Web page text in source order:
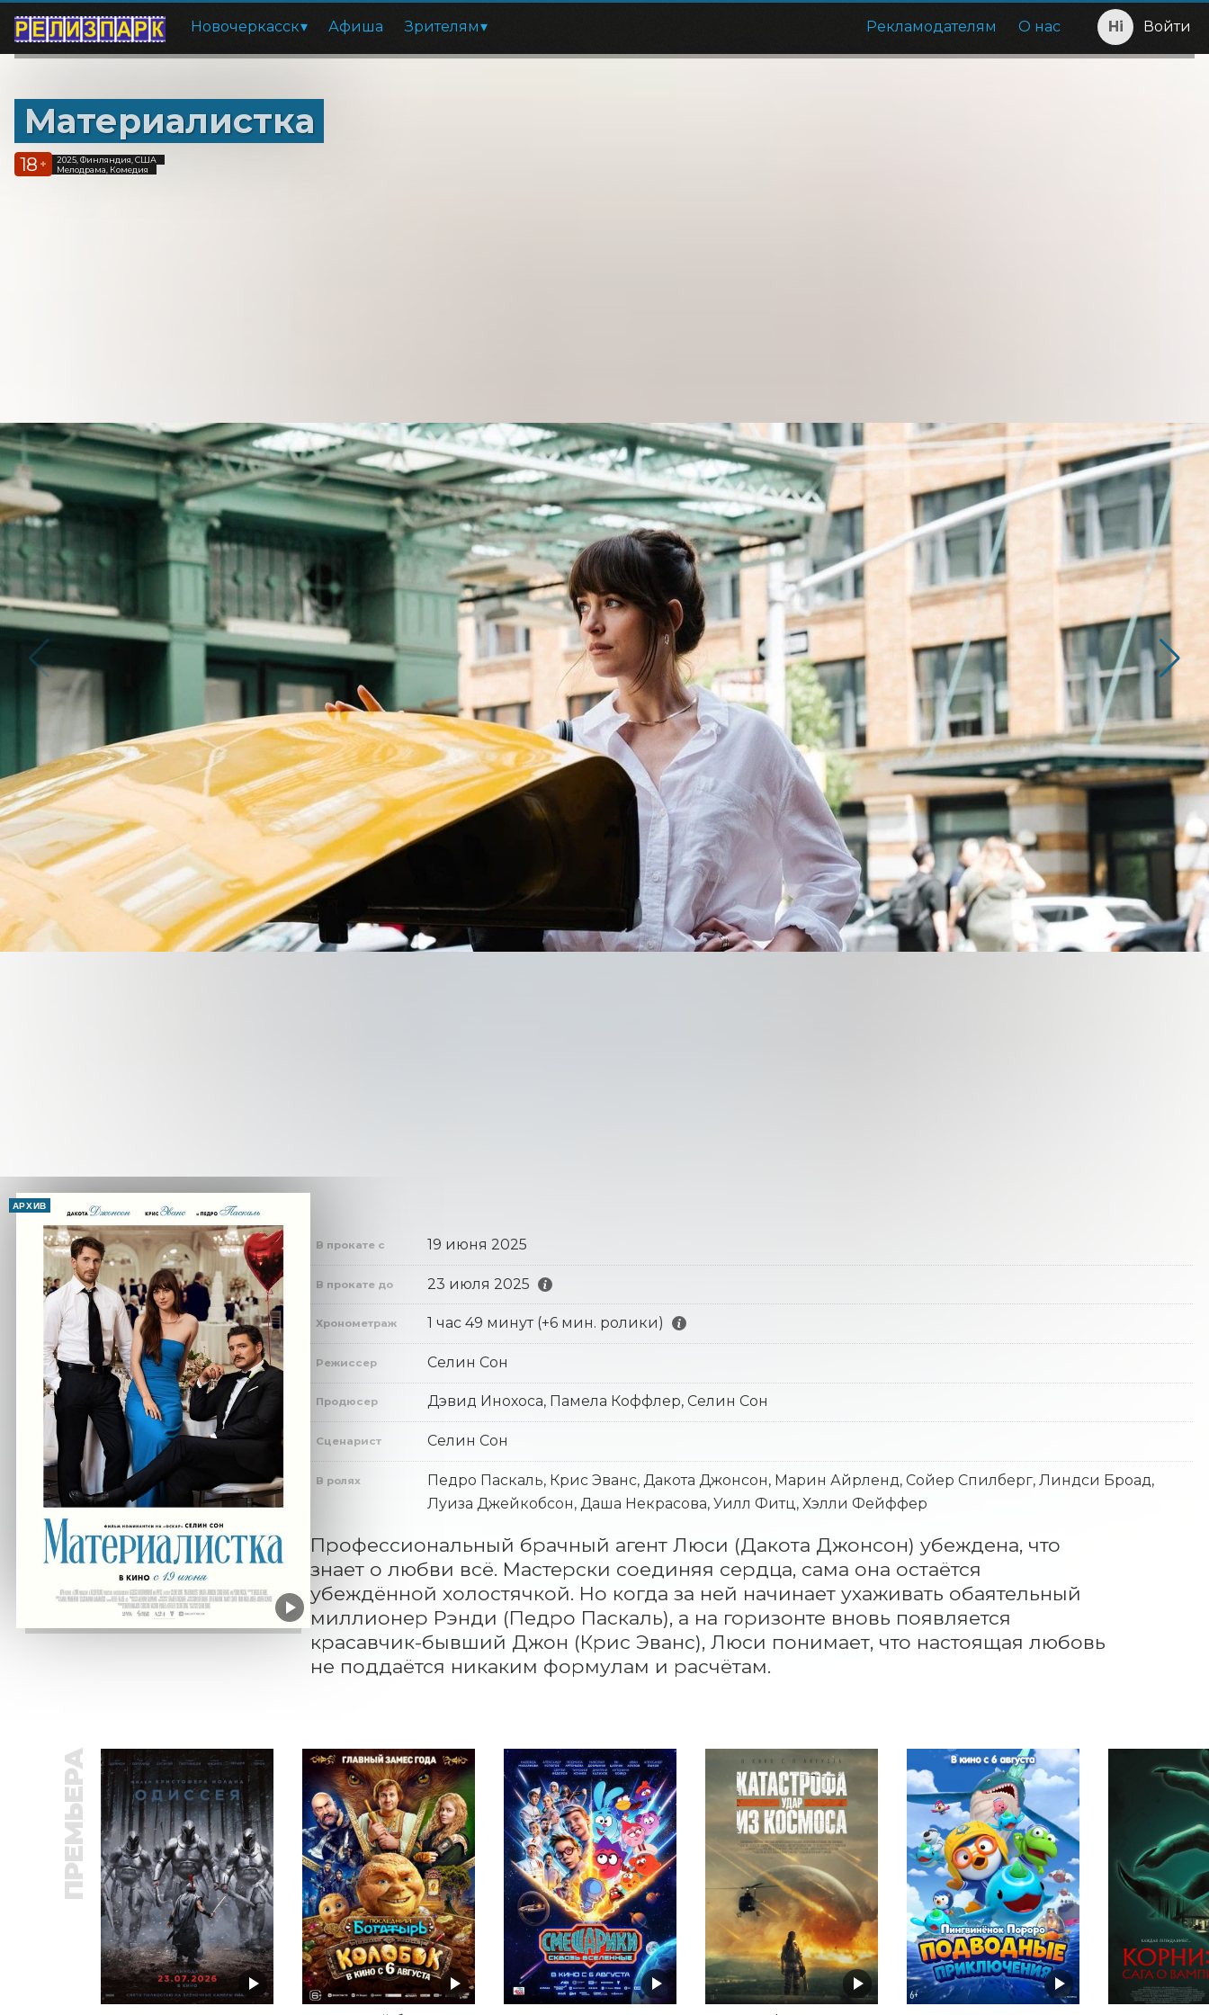
Новочеркасск Афиша Зрителям Рекламодателям О нас Войти
Материалистка
18 +
2025, Финляндия, США
Мелодрама, Комедия
АРХИВ
В прокате с 19 июня 2025
В прокате до 23 июля 2025
Хронометраж 1 час 49 минут (+6 мин. ролики)
Режиссер Селин Сон
Продюсер Дэвид Инохоса, Памела Коффлер, Селин Сон
Сценарист Селин Сон
В ролях
Педро Паскаль, Крис Эванс, Дакота Джонсон, Марин Айрленд, Сойер Спилберг, Линдси Броад,
Луиза Джейкобсон, Даша Некрасова, Уилл Фитц, Хэлли Фейффер
Профессиональный брачный агент Люси (Дакота Джонсон) убеждена, что
знает о любви всё. Мастерски соединяя сердца, сама она остаётся
убеждённой холостячкой. Но когда за ней начинает ухаживать обаятельный
миллионер Рэнди (Педро Паскаль), а на горизонте вновь появляется
красавчик-бывший Джон (Крис Эванс), Люси понимает, что настоящая любовь
не поддаётся никаким формулам и расчётам.
ПРЕМЬЕРА